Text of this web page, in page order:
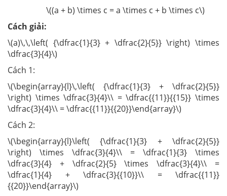
\((a + b) \times c = a \times c + b \times c\)
Cách giải:
\(a)\,\,\left( {\dfrac{1}{3} + \dfrac{2}{5}} \right) \times
\dfrac{3}{4}\)
Cách 1:
\(\begin{array}{l}\,\left( {\dfrac{1}{3} + \dfrac{2}{5}}
\right) \times \dfrac{3}{4}\\ = \dfrac{{11}}{{15}} \times
\dfrac{3}{4}\\ = \dfrac{{11}}{{20}}\end{array}\)
Cách 2:
\(\begin{array}{l}\left( {\dfrac{1}{3} + \dfrac{2}{5}}
\right) \times \dfrac{3}{4}\\ = \dfrac{1}{3} \times
\dfrac{3}{4} + \dfrac{2}{5} \times \dfrac{3}{4}\\ =
\dfrac{1}{4} + \dfrac{3}{{10}}\\ = \dfrac{{11}}
{{20}}\end{array}\)